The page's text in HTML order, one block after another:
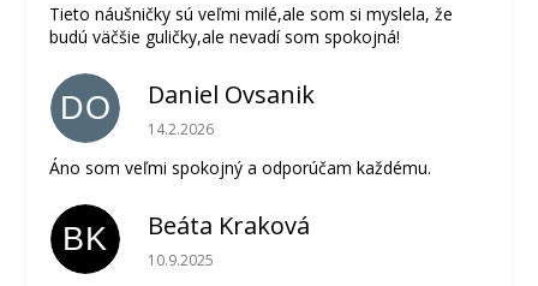
Tieto náušničky sú veľmi milé,ale som si myslela, že
budú väčšie guličky,ale nevadí som spokojná!
DO Daniel Ovsanik
Hodnotenie obchodu je 5 z 5 hviezdičiek.
14.2.2026
Áno som veľmi spokojný a odporúčam každému.
BK Beáta Kraková
Hodnotenie obchodu je 5 z 5 hviezdičiek.
10.9.2025